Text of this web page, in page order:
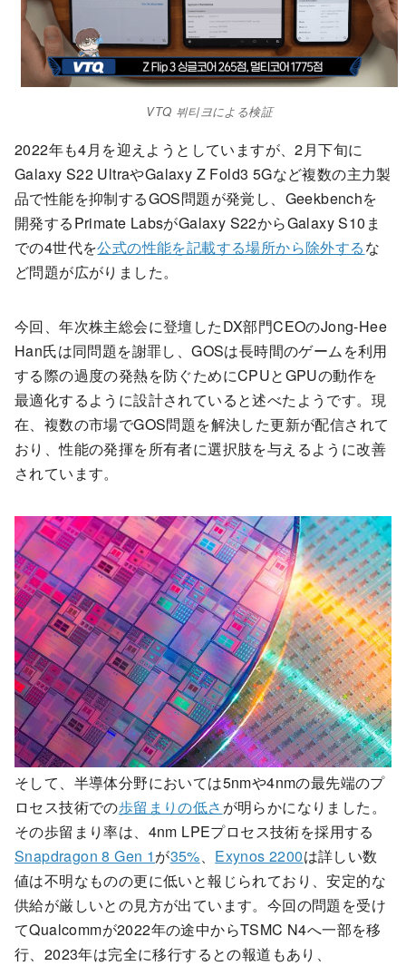
VTQ 뷔티크による検証
2022年も4月を迎えようとしていますが、2月下旬に
Galaxy S22 UltraやGalaxy Z Fold3 5Gなど複数の主力製
品で性能を抑制するGOS問題が発覚し、Geekbenchを
開発するPrimate LabsがGalaxy S22からGalaxy S10ま
での4世代を公式の性能を記載する場所から除外するな
ど問題が広がりました。
今回、年次株主総会に登壇したDX部門CEOのJong-Hee
Han氏は同問題を謝罪し、GOSは長時間のゲームを利用
する際の過度の発熱を防ぐためにCPUとGPUの動作を
最適化するように設計されていると述べたようです。現
在、複数の市場でGOS問題を解決した更新が配信されて
おり、性能の発揮を所有者に選択肢を与えるように改善
されています。
そして、半導体分野においては5nmや4nmの最先端のプ
ロセス技術での歩留まりの低さ が明らかになりました。
その歩留まり率は、4nm LPEプロセス技術を採用する
Snapdragon 8 Gen 1が35%、 Exynos 2200は詳しい数
値は不明なものの更に低いと報じられており、安定的な
供給が厳しいとの見方が出ています。今回の問題を受け
てQualcommが2022年の途中からTSMC N4へ一部を移
行、2023年は完全に移行するとの報道もあり、